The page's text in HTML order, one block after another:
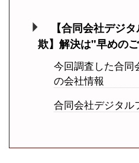
【合同会社デジ
欺】解決は"早めの
今回調査した合同
の会社情報
合同会社デジタル